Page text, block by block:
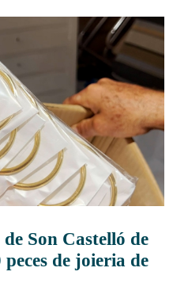
Son Castelló de
de joieria de